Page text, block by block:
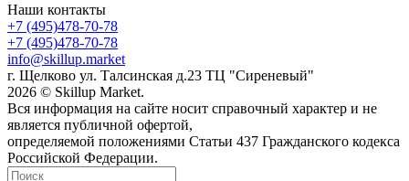
Наши контакты
+7 (495)478-70-78
+7 (495)478-70-78
info@skillup.market
г. Щелково ул. Талсинская д.23 ТЦ "Сиреневый"
2026 © Skillup Market.
Вся информация на сайте носит справочный характер и не
является публичной офертой,
определяемой положениями Статьи 437 Гражданского кодекса
Российской Федерации.